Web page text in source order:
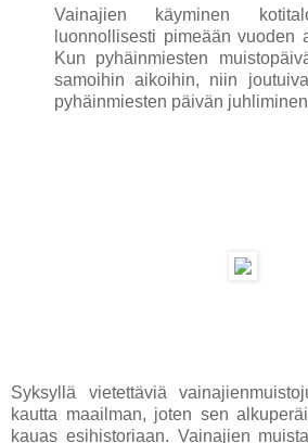
Vainajien käyminen
luonnollisesti pimeään vuoden
Kun pyhäinmiesten
samoihin aikoihin, niin
pyhäinmiesten päivän
Syksyllä vietettäviä
kautta maailman, joten sen
kauas esihistoriaan. Vainajien